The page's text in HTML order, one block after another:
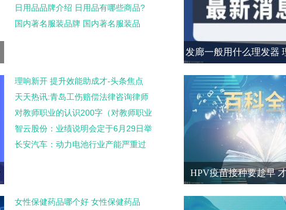
日用品品牌介绍 日用品有哪些商品?
国内著名服装品牌 国内著名服装品
发廊一般用什么理发器
什么?
理响新开 提升效能助成才-头条焦点
天天热讯:青岛工伤赔偿法律咨询律师
对教师职业的认识200字（对教师职业
智云股份：业绩说明会定于6月29日举
长安汽车：动力电池行业产能严重过
HPV疫苗接种要趁早
女性保健药品哪个好 女性保健药品